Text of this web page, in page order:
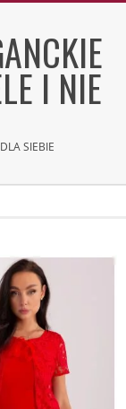
I NIE
SIEBIE